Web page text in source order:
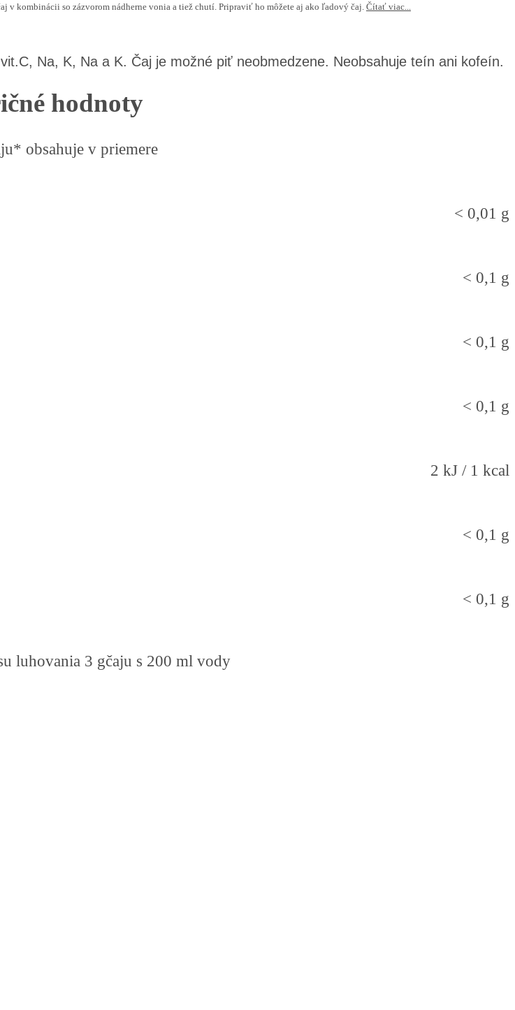
kombinácii so zázvorom nádherne vonia a tiež chutí. Pripraviť ho môžete aj ako ľadový čaj. Čítať viac...
Na, K, Na a K. Čaj je možné piť neobmedzene. Neobsahuje teín ani kofeín.
hodnoty
obsahuje v priemere
< 0,01 g
< 0,1 g
< 0,1 g
< 0,1 g
2 kJ / 1 kcal
< 0,1 g
< 0,1 g
luhovania 3 gčaju s 200 ml vody